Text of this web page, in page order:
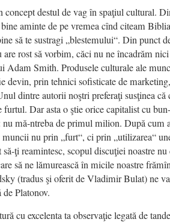
concept destul de vag în spaţiul cultural.
aminte de pe vremea cînd citeam
să te sustragi „blestemului“. Din punct
are rost să vorbim, căci nu ne încadrăm
Adam Smith. Produsele culturale ale
devin, prin tehnici sofisticate de
dintre autorii noştri preferaţi susţinea
furtul. Dar asta o ştie orice capitalist cu
nu mă-ntreba de primul milion. După cum
muncii nu prin „furt“, ci prin „utilizarea“
ţi reamintesc, scopul discuţiei noastre nu
să ne lămurească în micile noastre
(tradus şi oferit de Vladimir Bulat) ne
Platonov.
cu excelenta ta observaţie legată de